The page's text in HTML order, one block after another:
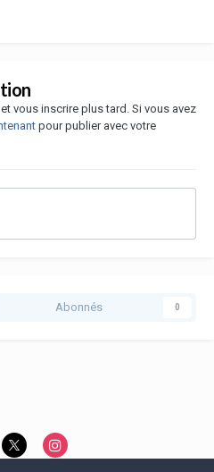
vous inscrire plus tard. Si vous avez
pour publier avec votre
Abonnés 0